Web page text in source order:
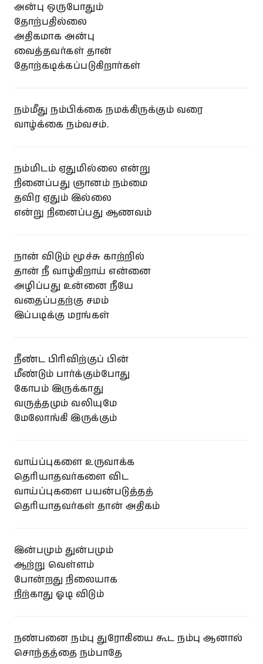
அன்பு ஒருபோதும்
தோற்பதில்லை
அதிகமாக அன்பு
வைத்தவர்கள் தான்
தோற்கடிக்கப்படுகிறார்கள்
நம்மீது நம்பிக்கை நமக்கிருக்கும் வரை
வாழ்க்கை நம்வசம்.
நம்மிடம் ஏதுமில்லை என்று
நினைப்பது ஞானம் நம்மை
தவிர ஏதும் இல்லை
என்று நினைப்பது ஆணவம்
நான் விடும் மூச்சு காற்றில்
தான் நீ வாழ்கிறாய் என்னை
அழிப்பது உன்னை நீயே
வதைப்பதற்கு சமம்
இப்படிக்கு மரங்கள்
நீண்ட பிரிவிற்குப் பின்
மீண்டும் பார்க்கும்போது
கோபம் இருக்காது
வருத்தமும் வலியுமே
மேலோங்கி இருக்கும்
வாய்ப்புகளை உருவாக்க
தெரியாதவர்களை விட
வாய்ப்புகளை பயன்படுத்தத்
தெரியாதவர்கள் தான் அதிகம்
இன்பமும் துன்பமும்
ஆற்று வெள்ளம்
போன்றது நிலையாக
நிற்காது ஓடி விடும்
நண்பனை நம்பு துரோகியை கூட நம்பு ஆனால்
சொந்தத்தை நம்பாதே